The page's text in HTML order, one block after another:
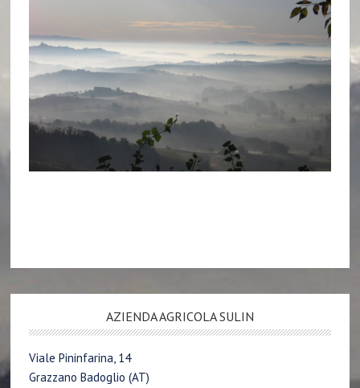
AZIENDA AGRICOLA SULIN
Viale Pininfarina, 14
Grazzano Badoglio (AT)